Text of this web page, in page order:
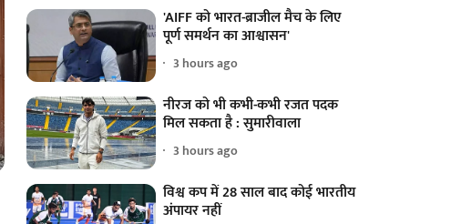
'AIFF को भारत-ब्राजील मैच के लिए
पूर्ण समर्थन का आश्वासन'
3 hours ago
नीरज को भी कभी-कभी रजत पदक
मिल सकता है : सुमारीवाला
3 hours ago
विश्व कप में 28 साल बाद कोई भारतीय
अंपायर नहीं